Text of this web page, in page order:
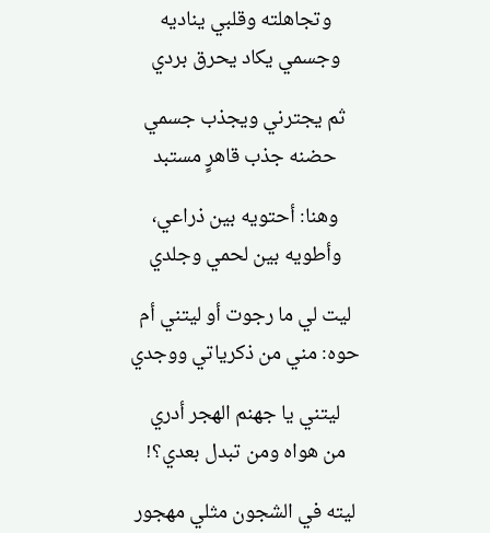
وتجاهلته وقلبي يناديه
وجسمي يكاد يحرق بردي
ثم يجترني ويجذب جسمي
حضنه جذب قاهرٍ مستبد
وهنا: أحتويه بين ذراعي،
وأطويه بين لحمي وجلدي
ليت لي ما رجوت أو ليتني أم
حوه: مني من ذكرياتي ووجدي
ليتني يا جهنم الهجر أدري
من هواه ومن تبدل بعدي؟!
ليته في الشجون مثلي مهجور